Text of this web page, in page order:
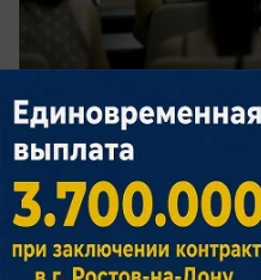
вчера в 19:30
Общество
Стали известны
мигрантов районы